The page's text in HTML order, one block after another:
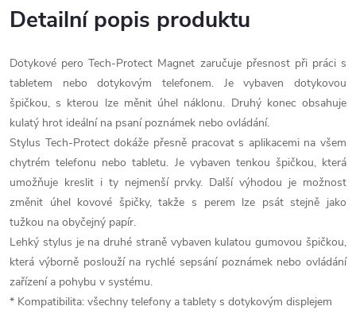
Detailní popis produktu
Dotykové pero Tech-Protect Magnet zaručuje přesnost při práci s
tabletem nebo dotykovým telefonem. Je vybaven dotykovou
špičkou, s kterou lze měnit úhel náklonu. Druhý konec obsahuje
kulatý hrot ideální na psaní poznámek nebo ovládání.
Stylus Tech-Protect dokáže přesně pracovat s aplikacemi na všem
chytrém telefonu nebo tabletu. Je vybaven tenkou špičkou, která
umožňuje kreslit i ty nejmenší prvky. Další výhodou je možnost
změnit úhel kovové špičky, takže s perem lze psát stejně jako
tužkou na obyčejný papír.
Lehký stylus je na druhé straně vybaven kulatou gumovou špičkou,
která výborně poslouží na rychlé sepsání poznámek nebo ovládání
zařízení a pohybu v systému.
* Kompatibilita: všechny telefony a tablety s dotykovým displejem